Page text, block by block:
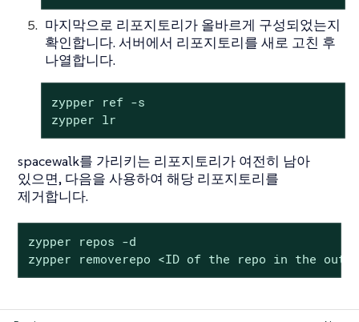
마지막으로 리포지토리가 올바르게 구성되었는지
확인합니다. 서버에서 리포지토리를 새로 고친 후
나열합니다.
zypper ref -s
zypper lr
spacewalk를 가리키는 리포지토리가 여전히 남아
있으면, 다음을 사용하여 해당 리포지토리를
제거합니다.
zypper repos -d
zypper removerepo <ID of the repo in the